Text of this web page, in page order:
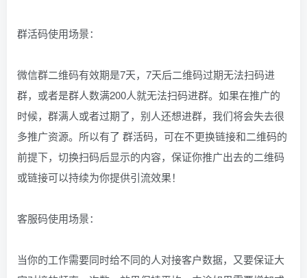
群活码使用场景：
微信群二维码有效期是7天，7天后二维码过期无法扫码进
群，或者是群人数满200人就无法扫码进群。如果在推广的
时候，群满人或者过期了，别人还想进群，我们将会失去很
多推广资源。所以有了 群活码，可在不更换链接和二维码的
前提下，切换扫码后显示的内容，保证你推广出去的二维码
或链接可以持续为你提供引流效果！
客服码使用场景：
当你的工作需要同时给不同的人对接客户数据，又要保证大